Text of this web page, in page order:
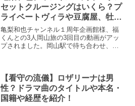
セットクルージングはいくら？プ
ライベートヴィラや豆腐屋、牡蠣
小屋なども紹介！
亀梨和也チャンネル１周年企画館様、福
くんとの3人岡山旅の3回目の動画がアッ
プされました。岡山駅で待ち合わせ、亀
だけど一体いくらぐらい...
【看守の流儀】ロザリーナは男
性？ドラマ曲のタイトルや本名・
国籍や経歴を紹介！